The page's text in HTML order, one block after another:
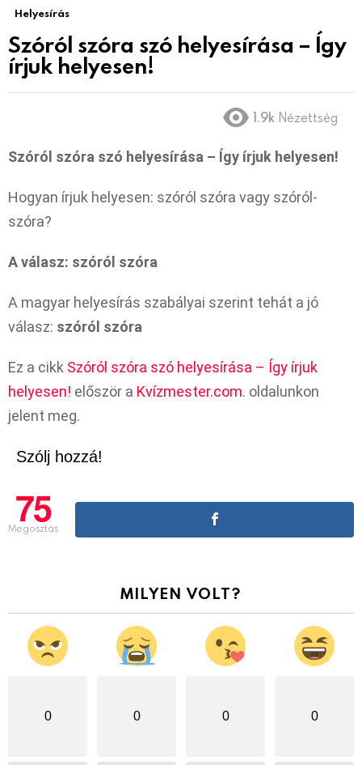
Helyesírás
Szóról szóra szó helyesírása – Így
írjuk helyesen!
1.9k Nézettség
Szóról szóra szó helyesírása – Így írjuk helyesen!
Hogyan írjuk helyesen: szóról szóra vagy szóról-
szóra?
A válasz: szóról szóra
A magyar helyesírás szabályai szerint tehát a jó
válasz: szóról szóra
Ez a cikk Szóról szóra szó helyesírása – Így írjuk
helyesen! először a Kvízmester.com. oldalunkon
jelent meg.
Szólj hozzá!
75
Megosztás
MILYEN VOLT?
0 0 0 0